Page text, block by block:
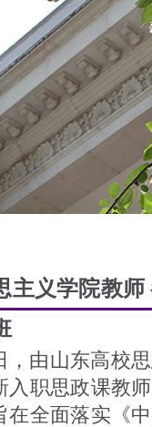
主义学院教
山东高校思
入职思政课教
在全面落实《